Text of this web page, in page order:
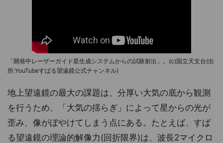
「開発中レーザーガイド星生成システムからの試験射出」。(c)国立天文台(出
所:YouTubeすばる望遠鏡公式チャンネル)
地上望遠鏡の最大の課題は、分厚い大気の底から観測
を行うため、「大気の揺らぎ」によって星からの光が
歪み、像がぼやけてしまう点にある。たとえば、すば
る望遠鏡の理論的解像力(回折限界)は、波長2マイクロ